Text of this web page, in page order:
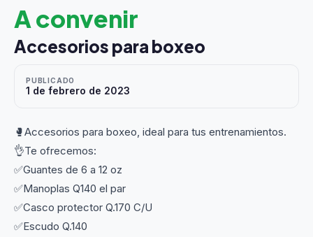
A convenir
Accesorios para boxeo
PUBLICADO
1 de febrero de 2023
🥊Accesorios para boxeo, ideal para tus entrenamientos.
👌Te ofrecemos:
✅Guantes de 6 a 12 oz
✅Manoplas Q140 el par
✅Casco protector Q.170 C/U
✅Escudo Q.140